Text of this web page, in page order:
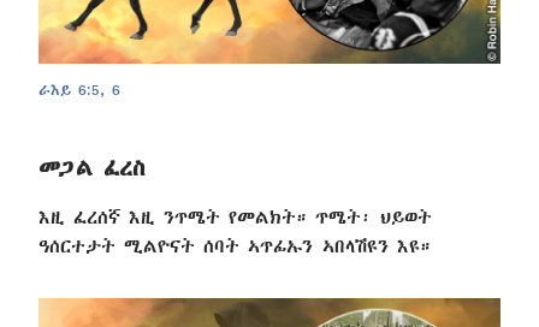
ራእይ 6:5, 6
መጋል ፈረስ
እዚ ፈረሰኛ እዚ ንጥሜት የመልክት። ጥሜት፡ ህይወት
ዓሰርተታት ሚልዮናት ሰባት ኣጥፊኡን ኣበላሽዩን እዩ።